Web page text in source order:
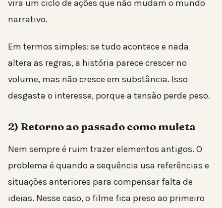
vira um ciclo de ações que não mudam o mundo
narrativo.
Em termos simples: se tudo acontece e nada
altera as regras, a história parece crescer no
volume, mas não cresce em substância. Isso
desgasta o interesse, porque a tensão perde peso.
2) Retorno ao passado como muleta
Nem sempre é ruim trazer elementos antigos. O
problema é quando a sequência usa referências e
situações anteriores para compensar falta de
ideias. Nesse caso, o filme fica preso ao primeiro